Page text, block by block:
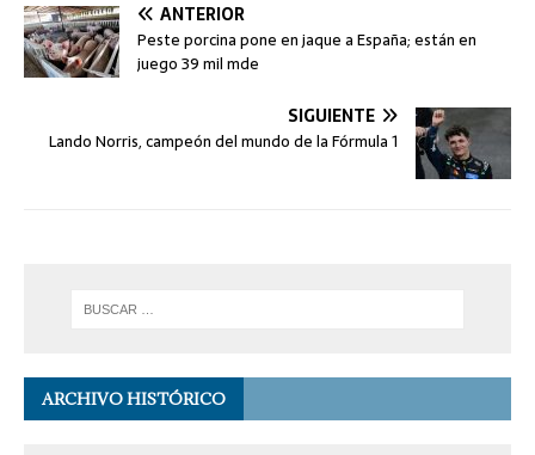
ANTERIOR
Peste porcina pone en jaque a España; están en
juego 39 mil mde
SIGUIENTE
Lando Norris, campeón del mundo de la Fórmula 1
ARCHIVO HISTÓRICO